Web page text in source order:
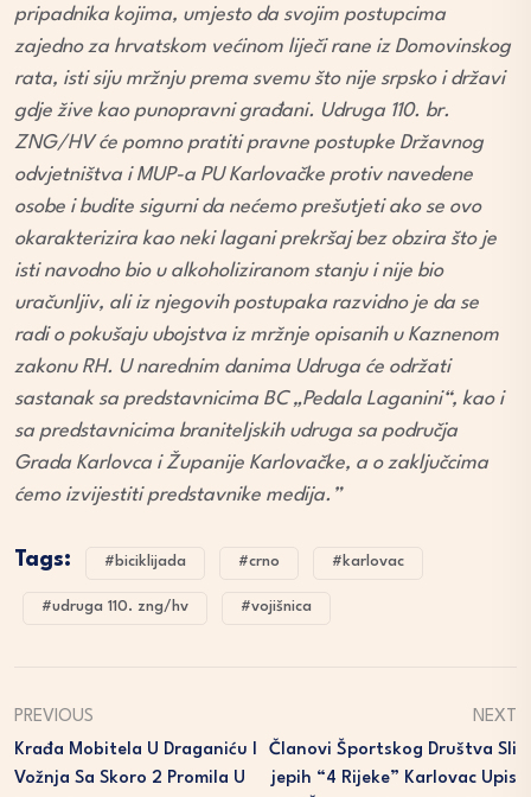
pripadnika kojima, umjesto da svojim postupcima
zajedno za hrvatskom većinom liječi rane iz Domovinskog
rata, isti siju mržnju prema svemu što nije srpsko i državi
gdje žive kao punopravni građani. Udruga 110. br.
ZNG/HV će pomno pratiti pravne postupke Državnog
odvjetništva i MUP-a PU Karlovačke protiv navedene
osobe i budite sigurni da nećemo prešutjeti ako se ovo
okarakterizira kao neki lagani prekršaj bez obzira što je
isti navodno bio u alkoholiziranom stanju i nije bio
uračunljiv, ali iz njegovih postupaka razvidno je da se
radi o pokušaju ubojstva iz mržnje opisanih u Kaznenom
zakonu RH. U narednim danima Udruga će održati
sastanak sa predstavnicima BC „Pedala Laganini“, kao i
sa predstavnicima braniteljskih udruga sa područja
Grada Karlovca i Županije Karlovačke, a o zaključcima
ćemo izvijestiti predstavnike medija.”
Tags: #biciklijada #crno #karlovac
#udruga 110. zng/hv #vojišnica
PREVIOUS
Krađa Mobitela U Draganiću I
Vožnja Sa Skoro 2 Promila U
NEXT
Članovi Športskog Društva Sli
Jepih “4 Rijeke” Karlovac Upis